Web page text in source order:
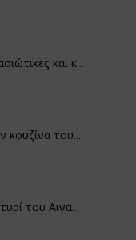
και κ...
κουζίνα του...
του Αιγα...